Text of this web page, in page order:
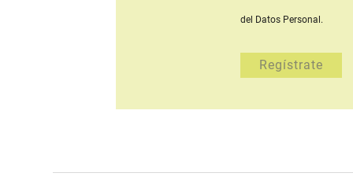
del Datos Personal.